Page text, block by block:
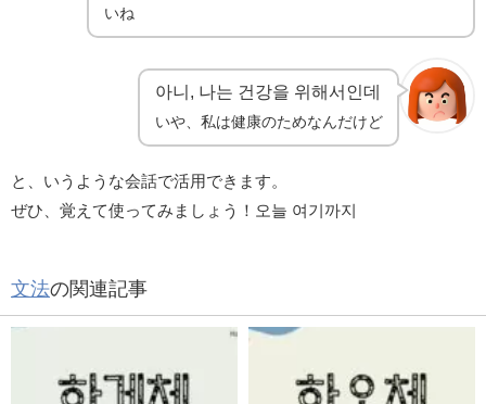
いね
아니, 나는 건강을 위해서인데
いや、私は健康のためなんだけど
と、いうような会話で活用できます。
ぜひ、覚えて使ってみましょう！오늘 여기까지
文法の関連記事